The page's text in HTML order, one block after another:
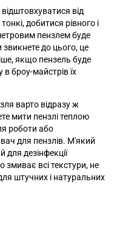
від
добитися рівного і
пензлем буде
до цього, це
якщо пензель буде
броу-майстрів їх
варто відразу ж
мити пензлі теплою
роботи або
для пензлів. М'який
для дезінфекції
змиває всі текстури, не
штучних і натуральних